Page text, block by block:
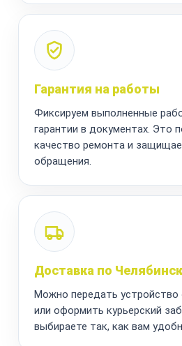
Гарантия на работы
Фиксируем выполненные
гарантии в документах. Это
качество ремонта и
обращения.
Доставка по
Можно передать устройство
или оформить курьерский
выбираете так, как вам